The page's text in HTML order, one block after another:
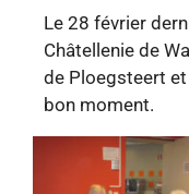
Le 28 février
Châtellenie de
de Ploegsteert
bon moment.